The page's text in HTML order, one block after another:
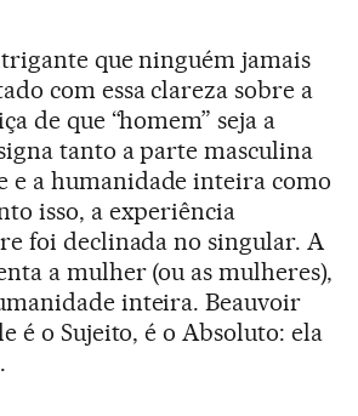
que ninguém jamais
com essa clareza sobre a
de que “homem” seja a
tanto a parte masculina
e a humanidade inteira como
isso, a experiência
foi declinada no singular. A
a mulher (ou as mulheres),
inteira. Beauvoir
é o Sujeito, é o Absoluto: ela